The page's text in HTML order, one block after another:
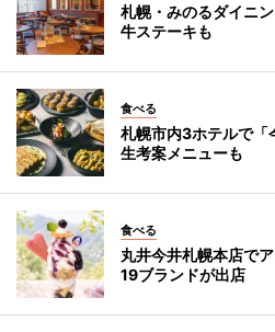
札幌・みのるダイニ
牛ステーキも
食べる
札幌市内3ホテルで
生考案メニューも
食べる
丸井今井札幌本店で
19ブランドが出店